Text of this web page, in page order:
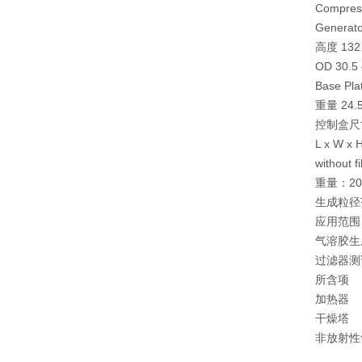
高度
OD 30.5
Base
重量
控制盒
L x W x
without
重量：
生成粒
应用范围
气溶胶
过滤器
所含项
加热器
干燥塔
非放射